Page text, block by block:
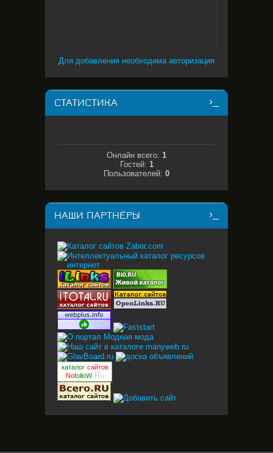
Для добавления необходима авторизация
СТАТИСТИКА
Онлайн всего: 1
Гостей: 1
Пользователей: 0
НАШИ ПАРТНЁРЫ
каталог сайтов
NofolloW.Ru